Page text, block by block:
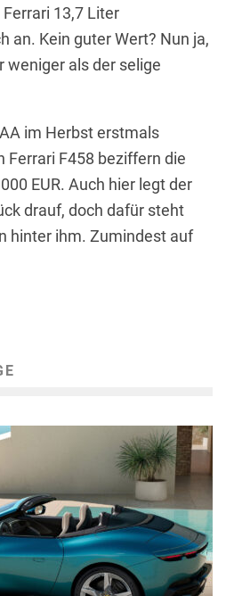
13,7 Liter
an. Kein guter Wert? Nun ja,
als der selige
im Herbst erstmals
Ferrari F458 beziffern die
EUR. Auch hier legt der
drauf, doch dafür steht
hinter ihm. Zumindest auf